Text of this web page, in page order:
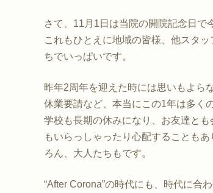
さて、11月1日は当院の開院記念日で
これもひとえに地域の皆様、他スタ
ちでいっぱいです。
昨年2周年を迎えた時には思いもよら
休業要請など、本当にこの1年は多く
学校も長期の休みになり、お友達と
もいらっしゃったり心配することも
ろん、大人たちもです。
“After Corona”の時代にも、時代に合